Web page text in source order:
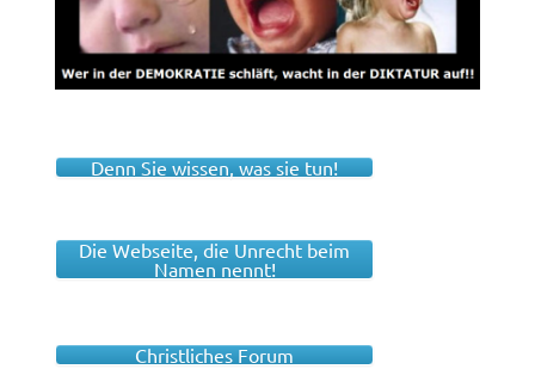
Denn Sie wissen, was sie tun!
Die Webseite, die Unrecht beim
Namen nennt!
Christliches Forum